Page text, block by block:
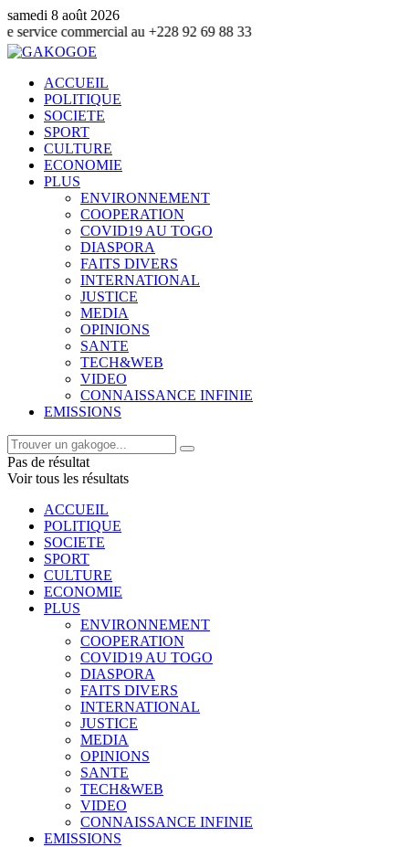
samedi 8 août 2026
au +228 92 69 88 33
ACCUEIL
POLITIQUE
SOCIETE
SPORT
CULTURE
ECONOMIE
PLUS
ENVIRONNEMENT
COOPERATION
COVID19 AU TOGO
DIASPORA
FAITS DIVERS
INTERNATIONAL
JUSTICE
MEDIA
OPINIONS
SANTE
TECH&WEB
VIDEO
CONNAISSANCE INFINIE
EMISSIONS
Pas de résultat
Voir tous les résultats
ACCUEIL
POLITIQUE
SOCIETE
SPORT
CULTURE
ECONOMIE
PLUS
ENVIRONNEMENT
COOPERATION
COVID19 AU TOGO
DIASPORA
FAITS DIVERS
INTERNATIONAL
JUSTICE
MEDIA
OPINIONS
SANTE
TECH&WEB
VIDEO
CONNAISSANCE INFINIE
EMISSIONS